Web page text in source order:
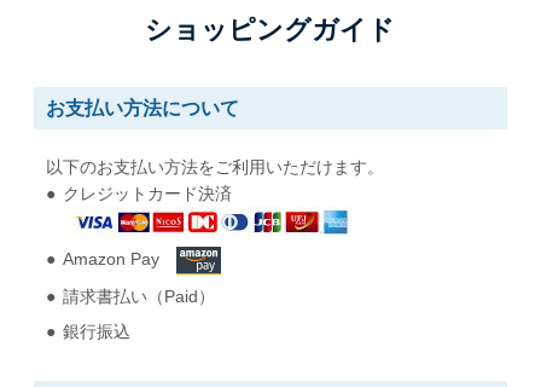
長形6号
ショッピングガイド
お支払い方法について
以下のお支払い方法をご利用いただけます。
クレジットカード決済
Amazon Pay
請求書払い（Paid）
銀行振込